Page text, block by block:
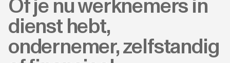
Of je nu werknemers in
dienst hebt,
ondernemer, zelfstandig